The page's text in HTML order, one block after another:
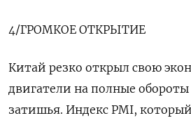
4/ГРОМКОЕ ОТКРЫТИЕ
Китай резко открыл свою
двигатели на полные обороты
затишья. Индекс PMI,